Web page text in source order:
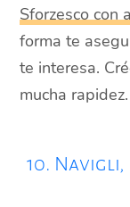
Sforzesco con
forma te
te interesa.
mucha rapidez.
10.